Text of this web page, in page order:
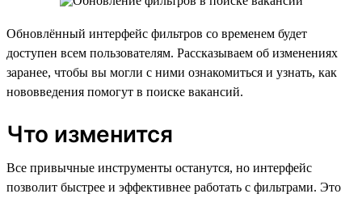
Обновлённый интерфейс фильтров со временем будет
доступен всем пользователям. Рассказываем об изменениях
заранее, чтобы вы могли с ними ознакомиться и узнать, как
нововведения помогут в поиске вакансий.
Что изменится
Все привычные инструменты останутся, но интерфейс
позволит быстрее и эффективнее работать с фильтрами. Это